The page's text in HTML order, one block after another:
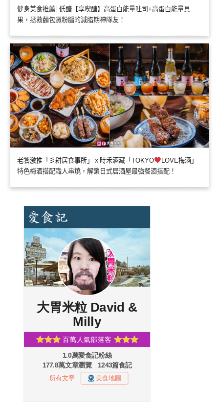
健身美食推薦│低醣【享喫醣】高蛋白能量吐司+高蛋白能量貝
果，拯救麵包澱粉腦的減脂期神隊友！
老饕激推「彡耕居食事所」ｘ時禾酒藏「TOKYO
LOVE梅酒」
特色梅酒搭配職人串燒，解鎖日式居酒屋最強餐酒搭配！